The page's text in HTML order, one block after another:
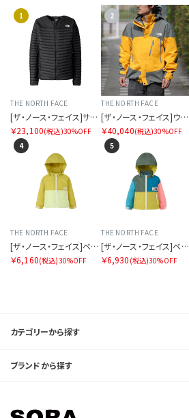
1
THE NORTH FACE
[ザ・ノース・フェイス]サンダーラウンドネックジャケット（メンズ）
￥23,100(税込)30%OFF
2
THE NORTH FACE
[ザ・ノース・フェイス]ウィンターダンスジャケット
￥40,040(税込)30%OFF
4
THE NORTH FACE
[ザ・ノース・フェイス]ベビーコンパクトジャケット
￥6,160(税込)30%OFF
5
THE NORTH FACE
[ザ・ノース・フェイス]ベビーグランドコンパクトジャケット
￥6,930 (税込)30%OFF
カテゴリーから探す
ブランドから探す